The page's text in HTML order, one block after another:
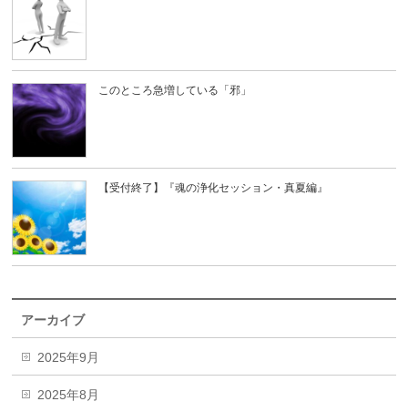
このところ急増している「邪」
【受付終了】『魂の浄化セッション・真夏編』
アーカイブ
2025年9月
2025年8月